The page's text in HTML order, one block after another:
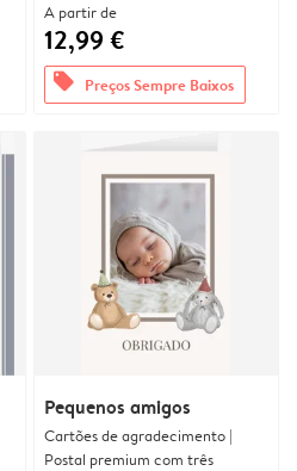
A partir de
12,99 €
offers Preços Sempre Baixos
Pequenos amigos
Cartões de agradecimento |
Postal premium com três